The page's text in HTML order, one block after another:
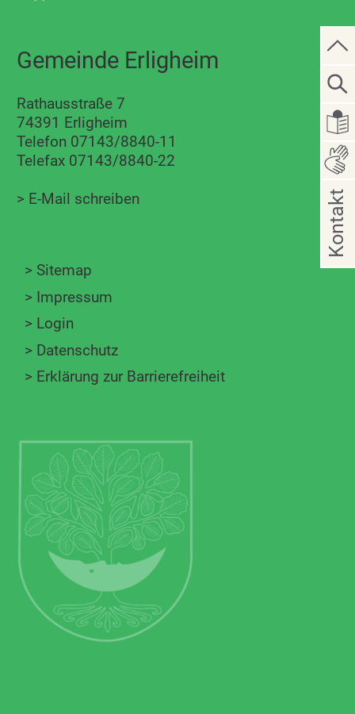
Gemeinde Erligheim
Rathausstraße 7
74391 Erligheim
Telefon 07143/8840-11
Telefax 07143/8840-22
> E-Mail schreiben
> Sitemap
> Impressum
> Login
> Datenschutz
> Erklärung zur Barrierefreiheit
Kontakt